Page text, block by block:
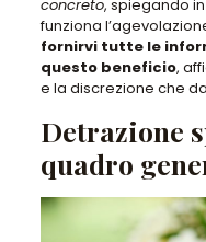
concreto, spiegando
funziona
fornirvi tutte le
questo beneficio,
e la discrezione che
Detrazione
quadro